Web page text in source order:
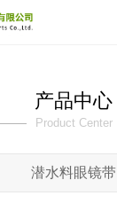
产品中心
Product Center
潜水料眼镜带